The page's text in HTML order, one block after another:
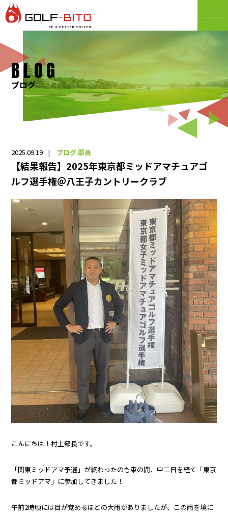
BLOG
ブログ
2025.09.19 ブログ部員
【結果報告】2025年東京都ミッドアマチュアゴ
ルフ選手権＠八王子カントリークラブ
こんにちは！村上部長です。
「関東ミッドアマ予選」が終わったのも束の間、中二日を経て「東京
都ミッドアマ」に参加してきました！
午前2時頃には目が覚めるほどの大雨がありましたが、この雨を境に